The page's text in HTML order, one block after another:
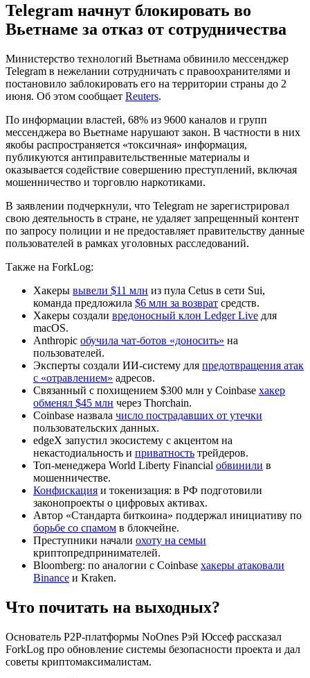
Telegram начнут блокировать во
Вьетнаме за отказ от сотрудничества
Министерство технологий Вьетнама обвинило мессенджер
Telegram в нежелании сотрудничать с правоохранителями и
постановило заблокировать его на территории страны до 2
июня. Об этом сообщает Reuters.
По информации властей, 68% из 9600 каналов и групп
мессенджера во Вьетнаме нарушают закон. В частности в них
якобы распространяется «токсичная» информация,
публикуются антиправительственные материалы и
оказывается содействие совершению преступлений, включая
мошенничество и торговлю наркотиками.
В заявлении подчеркнули, что Telegram не зарегистрировал
свою деятельность в стране, не удаляет запрещенный контент
по запросу полиции и не предоставляет правительству данные
пользователей в рамках уголовных расследований.
Также на ForkLog:
Хакеры вывели $11 млн из пула Cetus в сети Sui,
команда предложила $6 млн за возврат средств.
Хакеры создали вредоносный клон Ledger Live для
macOS.
Anthropic обучила чат-ботов «доносить» на
пользователей.
Эксперты создали ИИ-систему для предотвращения атак
с «отравлением» адресов.
Связанный с похищением $300 млн у Coinbase хакер
обменял $45 млн через Thorchain.
Coinbase назвала число пострадавших от утечки
пользовательских данных.
edgeX запустил экосистему с акцентом на
некастодиальность и приватность трейдеров.
Топ-менеджера World Liberty Financial обвинили в
мошенничестве.
Конфискация и токенизация: в РФ подготовили
законопроекты о цифровых активах.
Автор «Стандарта биткоина» поддержал инициативу по
борьбе со спамом в блокчейне.
Преступники начали охоту на семьи
криптопредпринимателей.
Bloomberg: по аналогии с Coinbase хакеры атаковали
Binance и Kraken.
Что почитать на выходных?
Основатель P2P-платформы NoOnes Рэй Юссеф рассказал
ForkLog про обновление системы безопасности проекта и дал
советы криптомаксималистам.